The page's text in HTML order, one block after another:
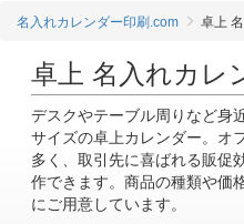
名入れカレンダー印刷.com 卓上
卓上 名入れカレ
デスクやテーブル周りなど身
サイズの卓上カレンダー。オ
多く、取引先に喜ばれる販促
作できます。商品の種類や価
にご用意しています。